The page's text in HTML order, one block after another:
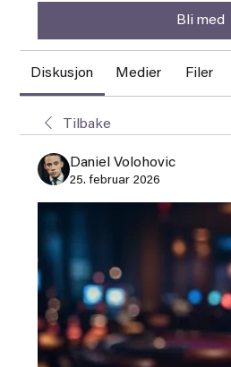
Bli med
Diskusjon Medier Filer
Tilbake
Daniel Volohovic
25. februar 2026